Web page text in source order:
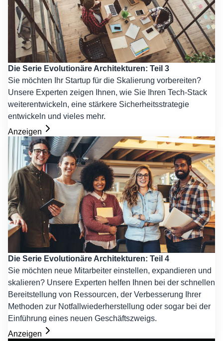
Die Serie Evolutionäre Architekturen: Teil 3
Sie möchten Ihr Startup für die Skalierung vorbereiten?
Unsere Experten zeigen Ihnen, wie Sie Ihren Tech-Stack
weiterentwickeln, eine stärkere Sicherheitsstrategie
entwickeln und vieles mehr.
Anzeigen
Die Serie Evolutionäre Architekturen: Teil 4
Sie möchten neue Mitarbeiter einstellen, expandieren und
skalieren? Unsere Experten helfen Ihnen bei der schnellen
Bereitstellung von Ressourcen, der Verbesserung Ihrer
Methoden zur Notfallwiederherstellung oder sogar bei der
Einführung eines neuen Geschäftszweigs.
Anzeigen